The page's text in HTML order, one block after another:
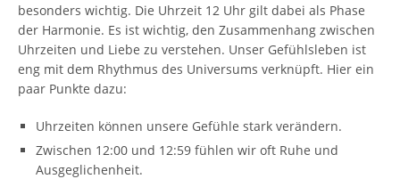
besonders wichtig. Die Uhrzeit 12 Uhr gilt dabei als Phase
der Harmonie. Es ist wichtig, den Zusammenhang zwischen
Uhrzeiten und Liebe zu verstehen. Unser Gefühlsleben ist
eng mit dem Rhythmus des Universums verknüpft. Hier ein
paar Punkte dazu:
Uhrzeiten können unsere Gefühle stark verändern.
Zwischen 12:00 und 12:59 fühlen wir oft Ruhe und
Ausgeglichenheit.